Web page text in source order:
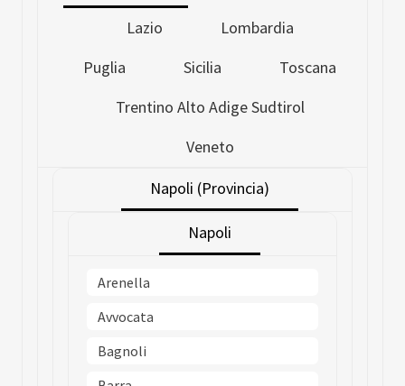
Lazio
Lombardia
Puglia
Sicilia
Toscana
Trentino Alto Adige Sudtirol
Veneto
Napoli (Provincia)
Napoli
Arenella
Avvocata
Bagnoli